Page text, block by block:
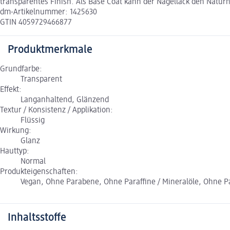
transparentes Finish. Als Base Coat kann der Nagellack den
dm-Artikelnummer: 1425630
GTIN 4059729466877
Produktmerkmale
Grundfarbe:
Transparent
Effekt:
Langanhaltend, Glänzend
Textur / Konsistenz / Applikation:
Flüssig
Wirkung:
Glanz
Hauttyp:
Normal
Produkteigenschaften:
Vegan, Ohne Parabene, Ohne Paraffine / Mineralöle, Ohne
Inhaltsstoffe